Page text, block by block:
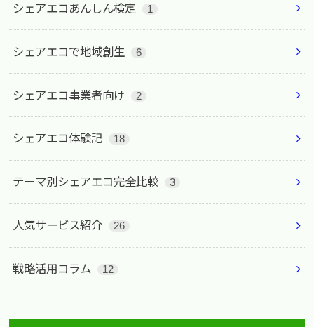
シェアエコあんしん検定 1
シェアエコで地域創生 6
シェアエコ事業者向け 2
シェアエコ体験記 18
テーマ別シェアエコ完全比較 3
人気サービス紹介 26
戦略活用コラム 12